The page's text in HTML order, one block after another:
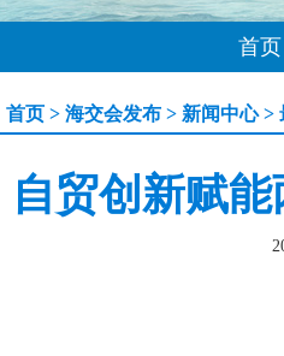
首页
首页 > 海交会发布 > 新闻中心>
自贸创新赋